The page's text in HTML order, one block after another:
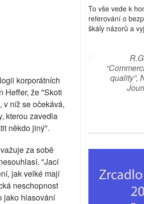
korporátních
Heffer, že "Skoti
níž se očekává,
kterou zavedla
někdo jiný".
za sobě
"Jací
jak velké mají
neschopnost
jako hlasování
To vše vede k
referování o
škály názorů a
quality”,